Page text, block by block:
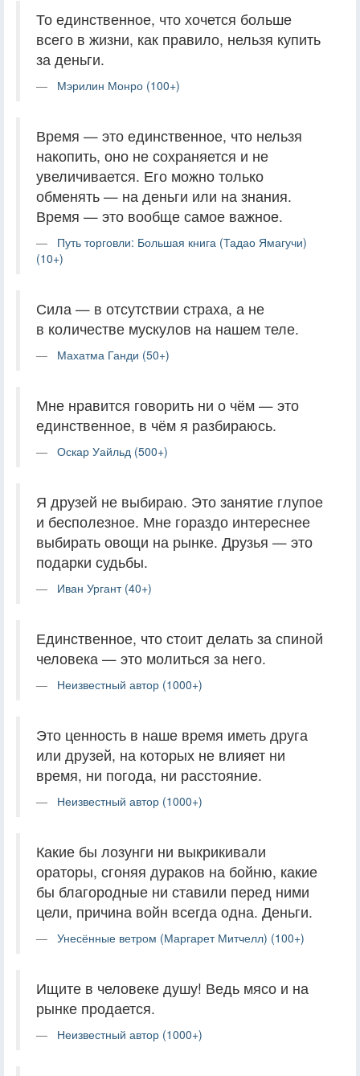
То единственное, что хочется больше
всего в жизни, как правило, нельзя купить
за деньги.
Мэрилин Монро (100+)
Время — это единственное, что нельзя
накопить, оно не сохраняется и не
увеличивается. Его можно только
обменять — на деньги или на знания.
Время — это вообще самое важное.
Путь торговли: Большая книга (Тадао Ямагучи)
(10+)
Сила — в отсутствии страха, а не
в количестве мускулов на нашем теле.
Махатма Ганди (50+)
Мне нравится говорить ни о чём — это
единственное, в чём я разбираюсь.
Оскар Уайльд (500+)
Я друзей не выбираю. Это занятие глупое
и бесполезное. Мне гораздо интереснее
выбирать овощи на рынке. Друзья — это
подарки судьбы.
Иван Ургант (40+)
Единственное, что стоит делать за спиной
человека — это молиться за него.
Неизвестный автор (1000+)
Это ценность в наше время иметь друга
или друзей, на которых не влияет ни
время, ни погода, ни расстояние.
Неизвестный автор (1000+)
Какие бы лозунги ни выкрикивали
ораторы, сгоняя дураков на бойню, какие
бы благородные ни ставили перед ними
цели, причина войн всегда одна. Деньги.
Унесённые ветром (Маргарет Митчелл) (100+)
Ищите в человеке душу! Ведь мясо и на
рынке продается.
Неизвестный автор (1000+)